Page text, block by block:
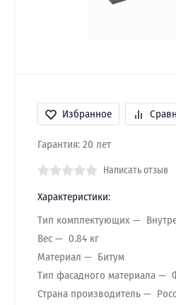
Избранное
Гарантия: 20 лет
Написать отзыв
Характеристики:
Тип комплектующих
Вес
0.84 кг
Материал
Битум
Тип фасадного материала
Страна производитель